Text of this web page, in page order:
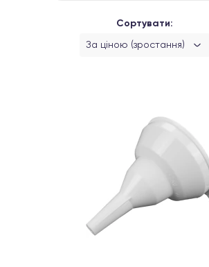
Сортувати:
За ціною (зростання)